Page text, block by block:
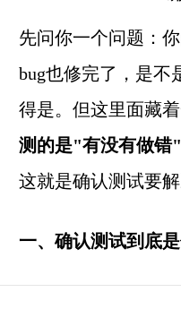
先问你一个问题：
bug也修完了，是不
得是。但这里面藏
测的是"有没有做错
这就是确认测试要解
一、确认测试到底
里有两个